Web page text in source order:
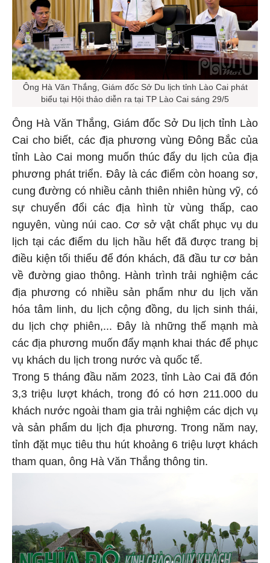
Ông Hà Văn Thắng, Giám đốc Sở Du lịch tỉnh Lào Cai phát
biểu tại Hội thảo diễn ra tại TP Lào Cai sáng 29/5
Ông Hà Văn Thắng, Giám đốc Sở Du lịch tỉnh Lào
Cai cho biết, các địa phương vùng Đông Bắc của
tỉnh Lào Cai mong muốn thúc đẩy du lịch của địa
phương phát triển. Đây là các điểm còn hoang sơ,
cung đường có nhiều cảnh thiên nhiên hùng vỹ, có
sự chuyển đổi các địa hình từ vùng thấp, cao
nguyên, vùng núi cao. Cơ sở vật chất phục vụ du
lịch tại các điểm du lịch hầu hết đã được trang bị
điều kiện tối thiểu để đón khách, đã đầu tư cơ bản
về đường giao thông. Hành trình trải nghiệm các
địa phương có nhiều sản phẩm như du lịch văn
hóa tâm linh, du lịch cộng đồng, du lịch sinh thái,
du lịch chợ phiên,... Đây là những thế mạnh mà
các địa phương muốn đẩy mạnh khai thác để phục
vụ khách du lịch trong nước và quốc tế.
Trong 5 tháng đầu năm 2023, tỉnh Lào Cai đã đón
3,3 triệu lượt khách, trong đó có hơn 211.000 du
khách nước ngoài tham gia trải nghiệm các dịch vụ
và sản phẩm du lịch địa phương. Trong năm nay,
tỉnh đặt mục tiêu thu hút khoảng 6 triệu lượt khách
tham quan, ông Hà Văn Thắng thông tin.